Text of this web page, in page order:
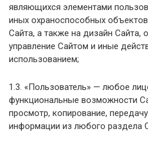
являющихся элементами
иных охраноспособных
Сайта, а также на дизайн
управление Сайтом и иные
использованием;
1.3. «Пользователь» — любое
функциональные возможности
просмотр, копирование,
информации из любого раздела